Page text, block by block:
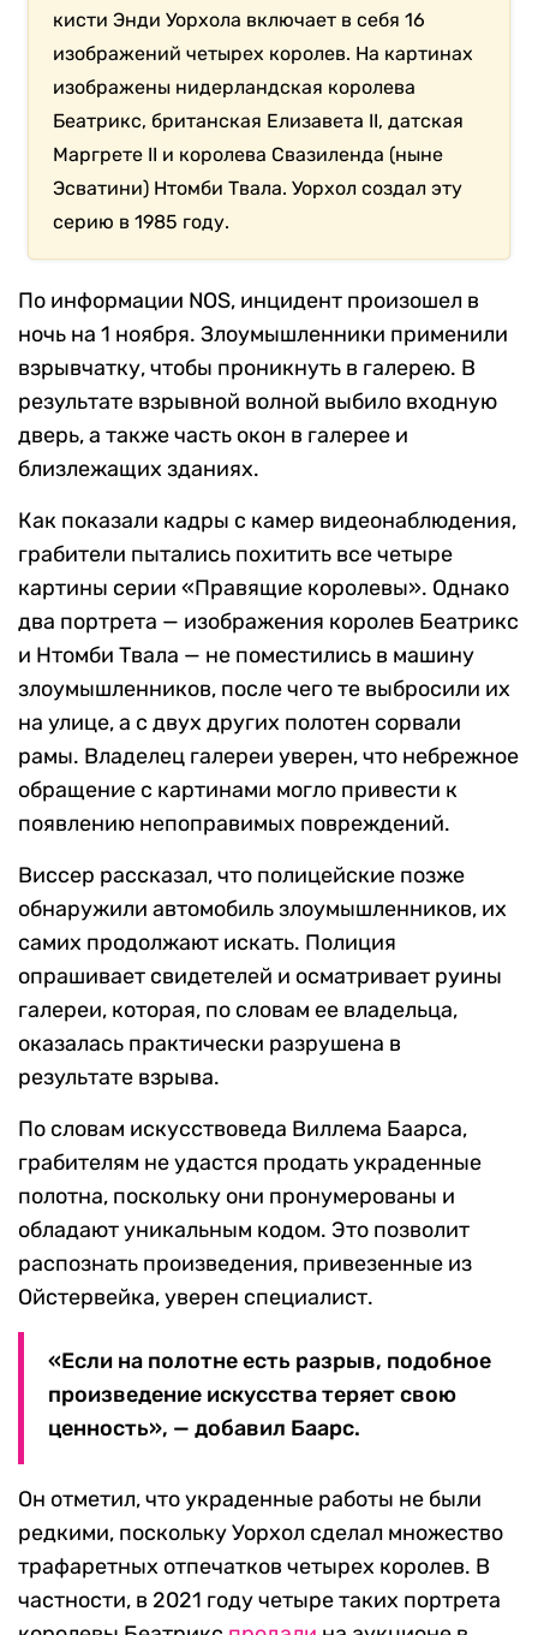
кисти Энди Уорхола включает в себя 16
изображений четырех королев. На картинах
изображены нидерландская королева
Беатрикс, британская Елизавета II, датская
Маргрете II и королева Свазиленда (ныне
Эсватини) Нтомби Твала. Уорхол создал эту
серию в 1985 году.
По информации NOS, инцидент произошел в
ночь на 1 ноября. Злоумышленники применили
взрывчатку, чтобы проникнуть в галерею. В
результате взрывной волной выбило входную
дверь, а также часть окон в галерее и
близлежащих зданиях.
Как показали кадры с камер видеонаблюдения,
грабители пытались похитить все четыре
картины серии «Правящие королевы». Однако
два портрета — изображения королев Беатрикс
и Нтомби Твала — не поместились в машину
злоумышленников, после чего те выбросили их
на улице, а с двух других полотен сорвали
рамы. Владелец галереи уверен, что небрежное
обращение с картинами могло привести к
появлению непоправимых повреждений.
Виссер рассказал, что полицейские позже
обнаружили автомобиль злоумышленников, их
самих продолжают искать. Полиция
опрашивает свидетелей и осматривает руины
галереи, которая, по словам ее владельца,
оказалась практически разрушена в
результате взрыва.
По словам искусствоведа Виллема Баарса,
грабителям не удастся продать украденные
полотна, поскольку они пронумерованы и
обладают уникальным кодом. Это позволит
распознать произведения, привезенные из
Ойстервейка, уверен специалист.
«Если на полотне есть разрыв, подобное
произведение искусства теряет свою
ценность», — добавил Баарс.
Он отметил, что украденные работы не были
редкими, поскольку Уорхол сделал множество
трафаретных отпечатков четырех королев. В
частности, в 2021 году четыре таких портрета